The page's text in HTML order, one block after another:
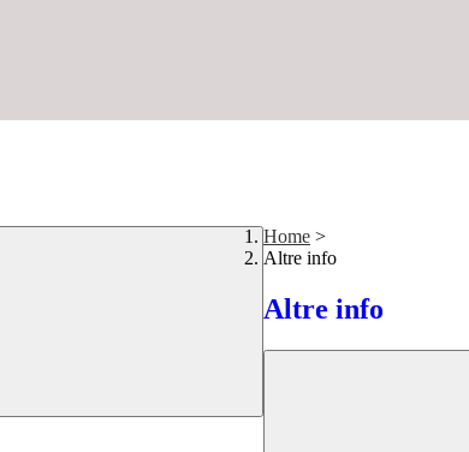
Home >
Altre info
Altre info